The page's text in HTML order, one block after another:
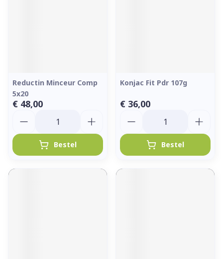
Reductin Minceur Comp
5x20
€ 48,00
Bestel
Konjac Fit Pdr 107g
€ 36,00
Bestel